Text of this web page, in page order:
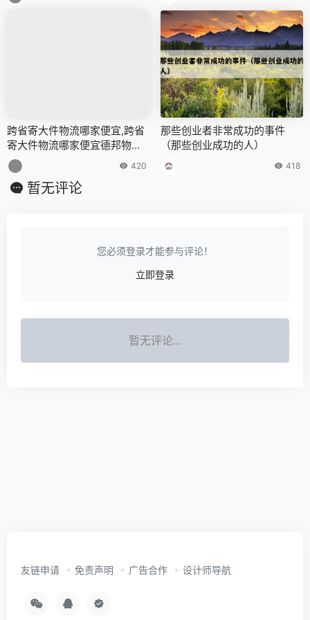
跨省寄大件物流哪家便宜,跨省
寄大件物流哪家便宜德邦物流
电话
420
那些创业者非常成功的事件
（那些创业成功的人）
418
暂无评论
您必须登录才能参与评论！
立即登录
暂无评论...
友链申请 免责声明 广告合作 设计师导航